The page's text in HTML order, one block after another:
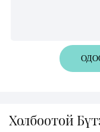
Холбоотой